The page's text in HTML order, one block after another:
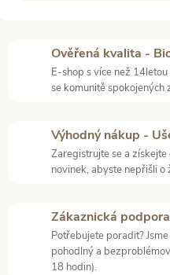
Ověřená kvalita -
E-shop s více než
se komunitě spokojených
Výhodný nákup -
Zaregistrujte se a
novinek, abyste nepřišli
Zákaznická podpora
Potřebujete poradit?
pohodlný a
18 hodin).